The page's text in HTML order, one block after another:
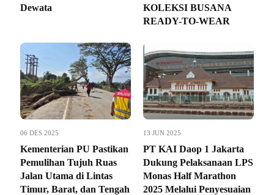
Dewata
KOLEKSI BUSANA
READY-TO-WEAR
06 DES 2025
Kementerian PU Pastikan
Pemulihan Tujuh Ruas
Jalan Utama di Lintas
Timur, Barat, dan Tengah
13 JUN 2025
PT KAI Daop 1 Jakarta
Dukung Pelaksanaan LPS
Monas Half Marathon
2025 Melalui Penyesuaian